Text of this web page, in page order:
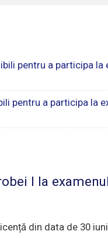
pentru a participa la
pentru a participa la
I la
din data de 30